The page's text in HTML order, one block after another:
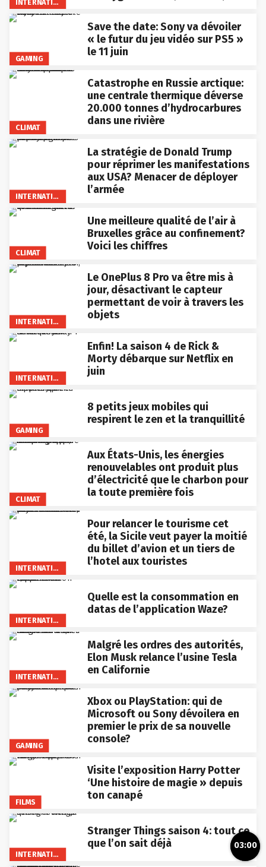
INTERNATIONAL
GAMING
Save the date: Sony va dévoiler
« le futur du jeu vidéo sur PS5 »
le 11 juin
CLIMAT
Catastrophe en Russie arctique:
une centrale thermique déverse
20.000 tonnes d’hydrocarbures
dans une rivière
INTERNATIONAL
La stratégie de Donald Trump
pour réprimer les manifestations
aux USA? Menacer de déployer
l’armée
CLIMAT
Une meilleure qualité de l’air à
Bruxelles grâce au confinement?
Voici les chiffres
INTERNATIONAL
Le OnePlus 8 Pro va être mis à
jour, désactivant le capteur
permettant de voir à travers les
objets
INTERNATIONAL
Enfin! La saison 4 de Rick &
Morty débarque sur Netflix en
juin
GAMING
8 petits jeux mobiles qui
respirent le zen et la tranquillité
CLIMAT
Aux États-Unis, les énergies
renouvelables ont produit plus
d’électricité que le charbon pour
la toute première fois
INTERNATIONAL
Pour relancer le tourisme cet
été, la Sicile veut payer la moitié
du billet d’avion et un tiers de
l’hotel aux touristes
INTERNATIONAL
Quelle est la consommation en
datas de l’application Waze?
INTERNATIONAL
Malgré les ordres des autorités,
Elon Musk relance l’usine Tesla
en Californie
GAMING
Xbox ou PlayStation: qui de
Microsoft ou Sony dévoilera en
premier le prix de sa nouvelle
console?
FILMS
Visite l’exposition Harry Potter
‘Une histoire de magie » depuis
ton canapé
INTERNATIONAL
Stranger Things saison 4: tout ce
que l’on sait déjà
03:00